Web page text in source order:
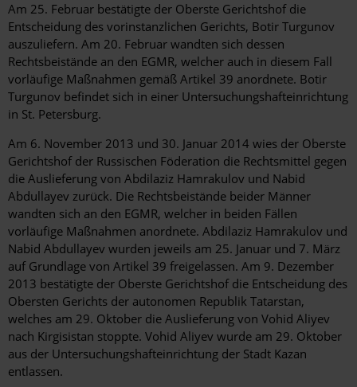
Am 25. Februar bestätigte der Oberste Gerichtshof die
Entscheidung des vorinstanzlichen Gerichts, Botir Turgunov
auszuliefern. Am 20. Februar wandten sich dessen
Rechtsbeistände an den EGMR, welcher auch in diesem Fall
vorläufige Maßnahmen gemäß Artikel 39 anordnete. Botir
Turgunov befindet sich in einer Untersuchungshafteinrichtung
in St. Petersburg.
Am 6. November 2013 und 30. Januar 2014 wies der Oberste
Gerichtshof der Russischen Föderation die Rechtsmittel gegen
die Auslieferung von Abdilaziz Hamrakulov und Nabid
Abdullayev zurück. Die Rechtsbeistände beider Männer
wandten sich an den EGMR, welcher in beiden Fällen
vorläufige Maßnahmen anordnete. Abdilaziz Hamrakulov und
Nabid Abdullayev wurden jeweils am 25. Januar und 7. März
auf Grundlage von Artikel 39 freigelassen. Am 9. Dezember
2013 bestätigte der Oberste Gerichtshof die Entscheidung des
Obersten Gerichts der autonomen Republik Tatarstan,
welches am 29. Oktober die Auslieferung von Vohid Aliyev
nach Kirgisistan stoppte. Vohid Aliyev wurde am 29. Oktober
aus der Untersuchungshafteinrichtung der Stadt Kazan
entlassen.